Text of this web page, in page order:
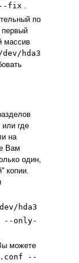
--fix .
по
массив
dev/hda3
где
на
Вам
один,
копии.
hda3
--only-
можете
--